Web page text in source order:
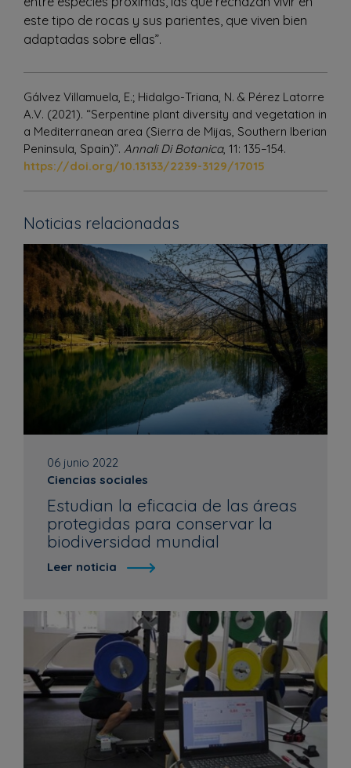
este tipo de rocas y sus parientes, que viven bien
adaptadas sobre ellas”.
Gálvez Villamuela, E.; Hidalgo-Triana, N. & Pérez Latorre
A.V. (2021). “Serpentine plant diversity and vegetation in
a Mediterranean area (Sierra de Mijas, Southern Iberian
Peninsula, Spain)”. Annali Di Botanica, 11: 135–154.
https://doi.org/10.13133/2239-3129/17015
Noticias relacionadas
06 junio 2022
Ciencias sociales
Estudian la eficacia de las áreas
protegidas para conservar la
biodiversidad mundial
Leer noticia